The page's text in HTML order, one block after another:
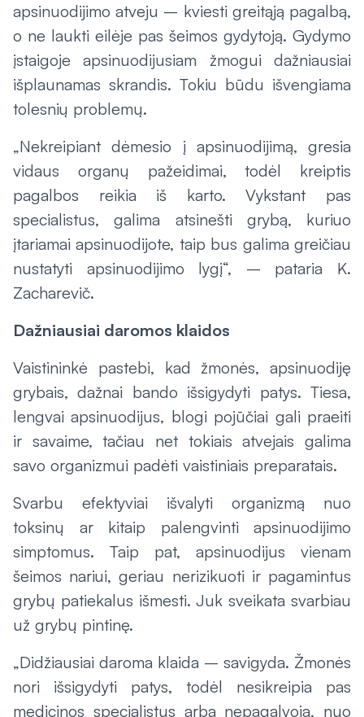
apsinuodijimo atveju – kviesti greitąją pagalbą,
o ne laukti eilėje pas šeimos gydytoją. Gydymo
įstaigoje apsinuodijusiam žmogui dažniausiai
išplaunamas skrandis. Tokiu būdu išvengiama
tolesnių problemų.
„Nekreipiant dėmesio į apsinuodijimą, gresia
vidaus organų pažeidimai, todėl kreiptis
pagalbos reikia iš karto. Vykstant pas
specialistus, galima atsinešti grybą, kuriuo
įtariamai apsinuodijote, taip bus galima greičiau
nustatyti apsinuodijimo lygį“, – pataria K.
Zacharevič.
Dažniausiai daromos klaidos
Vaistininkė pastebi, kad žmonės, apsinuodiję
grybais, dažnai bando išsigydyti patys. Tiesa,
lengvai apsinuodijus, blogi pojūčiai gali praeiti
ir savaime, tačiau net tokiais atvejais galima
savo organizmui padėti vaistiniais preparatais.
Svarbu efektyviai išvalyti organizmą nuo
toksinų ar kitaip palengvinti apsinuodijimo
simptomus. Taip pat, apsinuodijus vienam
šeimos nariui, geriau nerizikuoti ir pagamintus
grybų patiekalus išmesti. Juk sveikata svarbiau
už grybų pintinę.
„Didžiausiai daroma klaida – savigyda. Žmonės
nori išsigydyti patys, todėl nesikreipia pas
medicinos specialistus arba nepagalvoja, nuo